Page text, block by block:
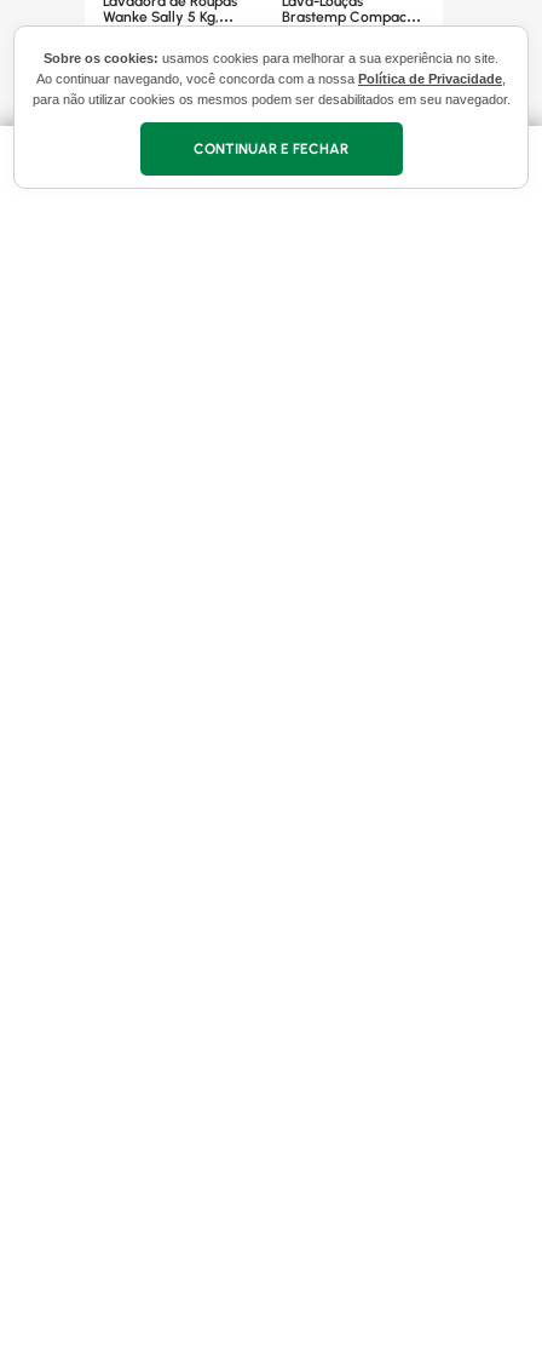
Sobre os cookies: usamos cookies para melhorar a sua experiência no site.
Ao continuar navegando, você concorda com a nossa Política de Privacidade
para não utilizar cookies os mesmos podem ser desabilitados em seu navegador.
CONTINUAR E FECHAR
Wanke Sally 5 Kg,
Lavagem, Branca
com Cinza - 220V
INDISPONÍVEL
Brastemp Compacta
INDISPONÍVEL